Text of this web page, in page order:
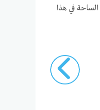
الساحة في هذا